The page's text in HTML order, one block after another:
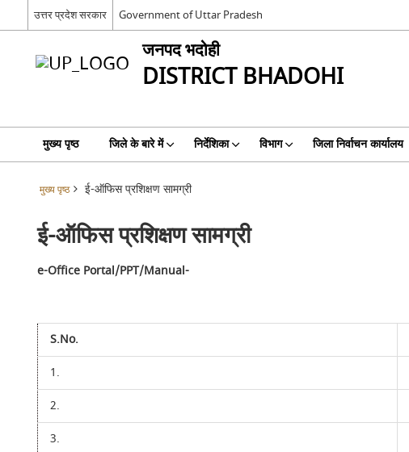
उत्तर प्रदेश सरकार Government of Uttar Pradesh
जनपद भदोही
DISTRICT BHADOHI
मुख्य पृष्ठ जिले के बारे में निर्देशिका विभाग जिला निर्वाचन कार्यालय
मुख्य पृष्ठ ई-ऑफिस प्रशिक्षण सामग्री
ई-ऑफिस प्रशिक्षण सामग्री
e-Office Portal/PPT/Manual-
S.No.
1.
2.
3.